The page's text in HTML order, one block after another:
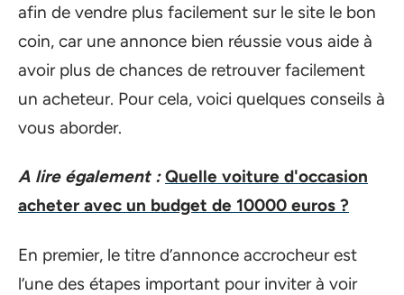
afin de vendre plus facilement sur le site le bon
coin, car une annonce bien réussie vous aide à
avoir plus de chances de retrouver facilement
un acheteur. Pour cela, voici quelques conseils à
vous aborder.
A lire également : Quelle voiture d'occasion
acheter avec un budget de 10000 euros ?
En premier, le titre d’annonce accrocheur est
l’une des étapes important pour inviter à voir